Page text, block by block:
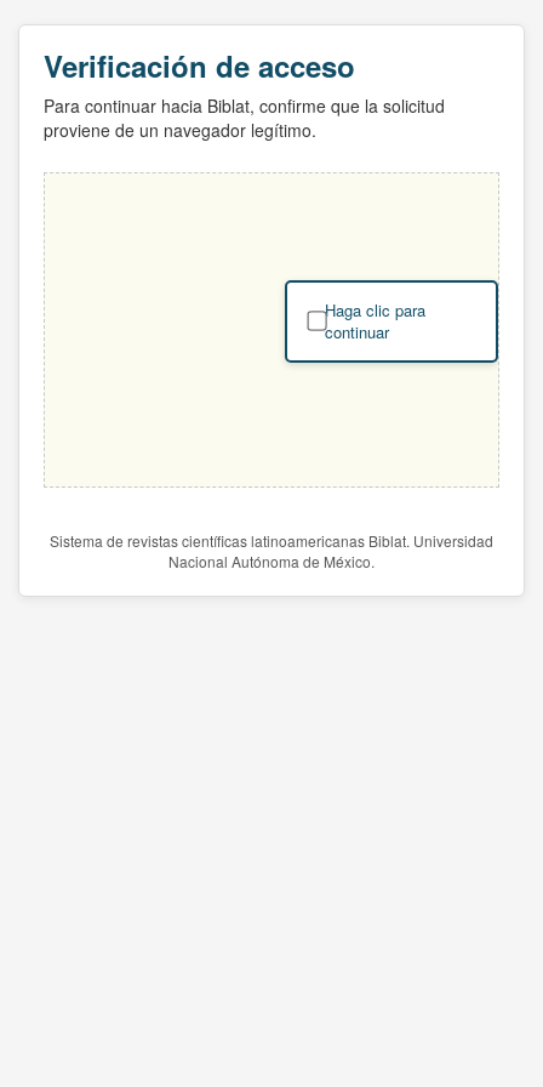
Verificación de acceso
Para continuar hacia Biblat, confirme que la solicitud
proviene de un navegador legítimo.
Haga clic para
continuar
Sistema de revistas científicas latinoamericanas Biblat. Universidad
Nacional Autónoma de México.